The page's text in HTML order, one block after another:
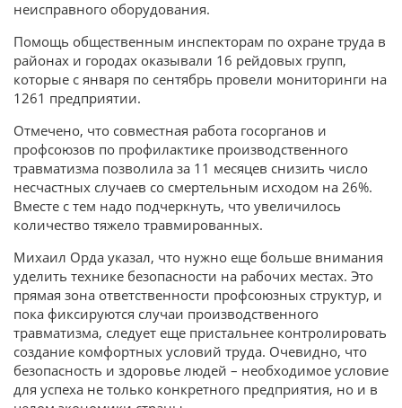
неисправного оборудования.
Помощь общественным инспекторам по охране труда в
районах и городах оказывали 16 рейдовых групп,
которые с января по сентябрь провели мониторинги на
1261 предприятии.
Отмечено, что совместная работа госорганов и
профсоюзов по профилактике производственного
травматизма позволила за 11 месяцев снизить число
несчастных случаев со смертельным исходом на 26%.
Вместе с тем надо подчеркнуть, что увеличилось
количество тяжело травмированных.
Михаил Орда указал, что нужно еще больше внимания
уделить технике безопасности на рабочих местах. Это
прямая зона ответственности профсоюзных структур, и
пока фиксируются случаи производственного
травматизма, следует еще пристальнее контролировать
создание комфортных условий труда. Очевидно, что
безопасность и здоровье людей – необходимое условие
для успеха не только конкретного предприятия, но и в